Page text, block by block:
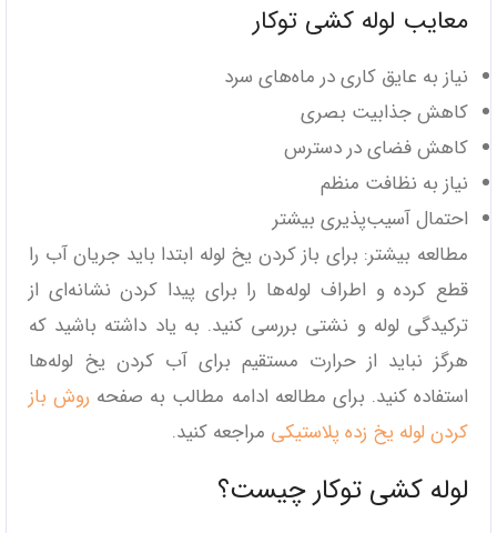
معایب لوله کشی توکار
نیاز به عایق کاری در ماه‌های سرد
کاهش جذابیت بصری
کاهش فضای در دسترس
نیاز به نظافت منظم
احتمال آسیب‌پذیری بیشتر
مطالعه بیشتر: برای باز کردن یخ لوله ابتدا باید جریان آب را
قطع کرده و اطراف لوله‌ها را برای پیدا کردن نشانه‌ای از
ترکیدگی لوله و نشتی بررسی کنید. به یاد داشته باشید که
هرگز نباید از حرارت مستقیم برای آب کردن یخ لوله‌ها
استفاده کنید. برای مطالعه ادامه مطالب به صفحه روش باز
کردن لوله یخ زده پلاستیکی مراجعه کنید.
لوله کشی توکار چیست؟